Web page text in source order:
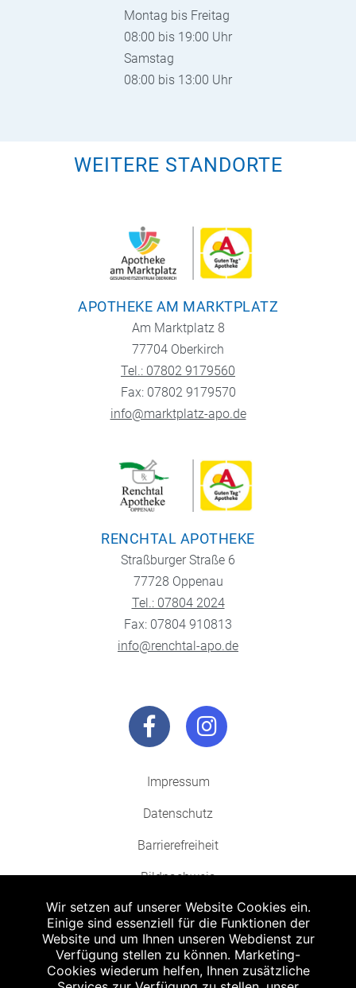
Montag bis Freitag
08:00 bis 19:00 Uhr
Samstag
08:00 bis 13:00 Uhr
WEITERE STANDORTE
APOTHEKE AM MARKTPLATZ
Am Marktplatz 8
77704 Oberkirch
Tel.: 07802 9179560
Fax: 07802 9179570
info@marktplatz-apo.de
RENCHTAL APOTHEKE
Straßburger Straße 6
77728 Oppenau
Tel.: 07804 2024
Fax: 07804 910813
info@renchtal-apo.de
Impressum
Datenschutz
Barrierefreiheit
Bildnachweis
Abgabe in haushaltsüblichen Mengen, solange der Vorrat reicht. Für Druck-
und Satzfehler keine Haftung.
Wir setzen auf unserer Website Cookies ein.
Einige sind essenziell für die Funktionen der
Website und um Ihnen unseren Webdienst zur
Verfügung stellen zu können. Marketing-
Cookies wiederum helfen, Ihnen zusätzliche